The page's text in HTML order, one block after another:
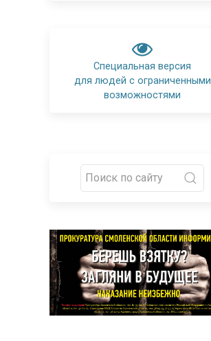
Специальная версия
для людей с ограниченными
возможностями